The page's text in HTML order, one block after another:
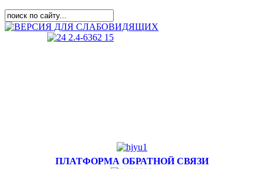
ПЛАТФОРМА ОБРАТНОЙ СВЯЗИ